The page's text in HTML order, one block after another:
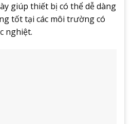
giúp thiết bị có thể dễ dàng
tốt tại các môi trường có
nghiệt.